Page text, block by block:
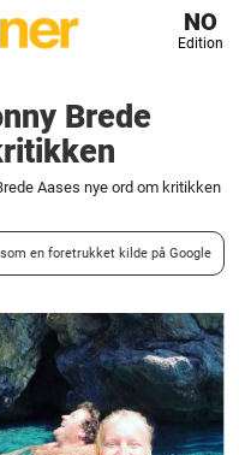
NO
Edition
Brede
Aases nye ord om kritikken
en foretrukket kilde på Google